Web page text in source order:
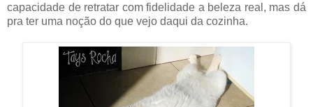
capacidade de retratar com fidelidade a beleza real, mas dá
pra ter uma noção do que vejo daqui da cozinha.